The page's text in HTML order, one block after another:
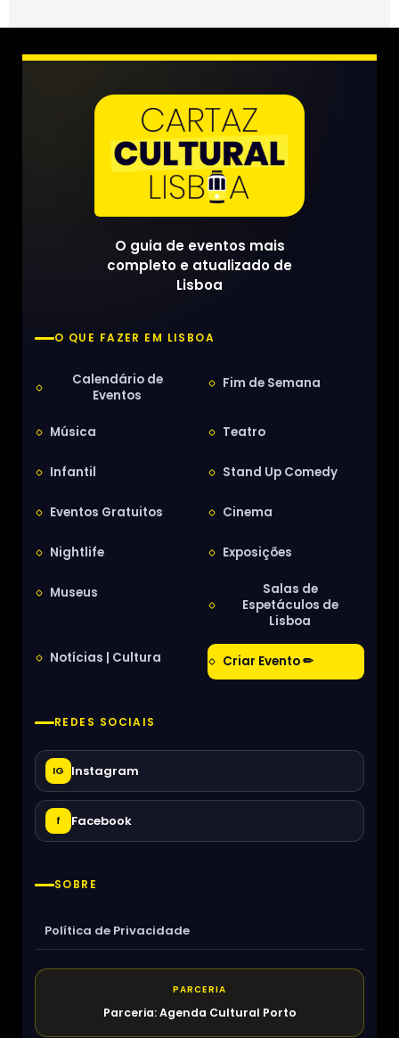
O guia de eventos mais
completo e atualizado de
Lisboa
O QUE FAZER EM LISBOA
Calendário de
Eventos
Fim de Semana
Música Teatro
Infantil Stand Up Comedy
Eventos Gratuitos Cinema
Nightlife Exposições
Museus
Salas de
Espetáculos de
Lisboa
Notícias | Cultura Criar Evento ✏
REDES SOCIAIS
IG Instagram
f Facebook
SOBRE
Política de Privacidade
PARCERIA
Parceria: Agenda Cultural Porto